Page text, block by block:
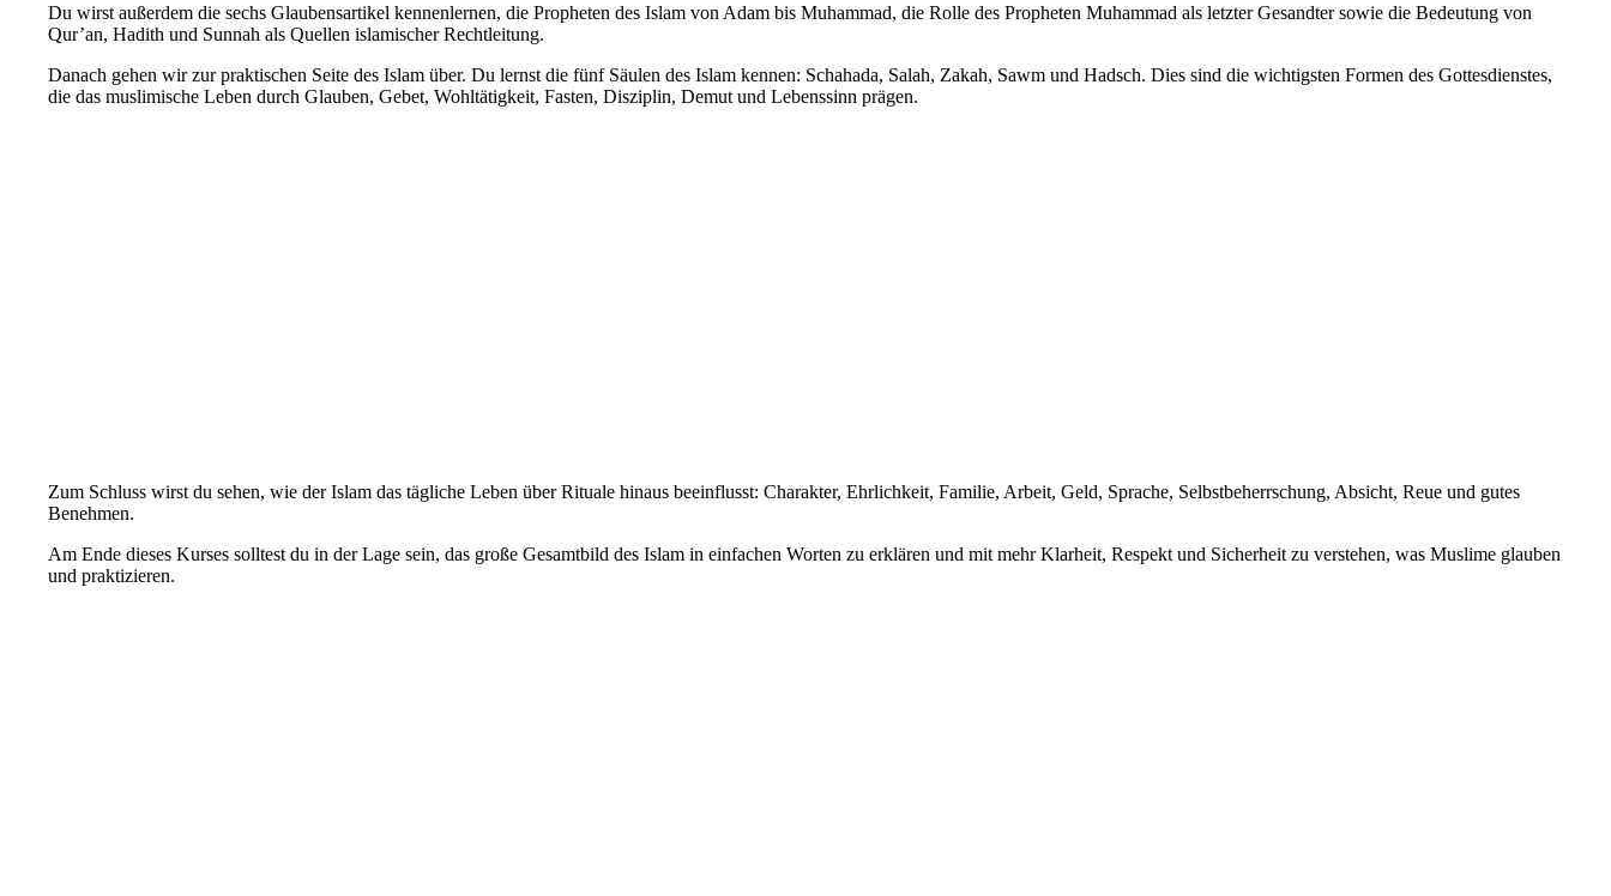
Du wirst außerdem die sechs Glaubensartikel kennenlernen, die Propheten des Islam von Adam bis Muhammad, die Rolle des Propheten Muhammad als letzter Gesandter sowie die Bedeutung von
Qur’an, Hadith und Sunnah als Quellen islamischer Rechtleitung.
Danach gehen wir zur praktischen Seite des Islam über. Du lernst die fünf Säulen des Islam kennen: Schahada, Salah, Zakah, Sawm und Hadsch. Dies sind die wichtigsten Formen des Gottesdienstes,
die das muslimische Leben durch Glauben, Gebet, Wohltätigkeit, Fasten, Disziplin, Demut und Lebenssinn prägen.
Zum Schluss wirst du sehen, wie der Islam das tägliche Leben über Rituale hinaus beeinflusst: Charakter, Ehrlichkeit, Familie, Arbeit, Geld, Sprache, Selbstbeherrschung, Absicht, Reue und gutes
Benehmen.
Am Ende dieses Kurses solltest du in der Lage sein, das große Gesamtbild des Islam in einfachen Worten zu erklären und mit mehr Klarheit, Respekt und Sicherheit zu verstehen, was Muslime glauben
und praktizieren.